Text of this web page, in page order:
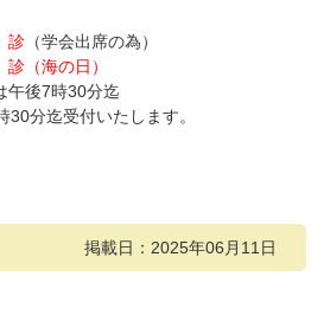
（学会出席の為）
（海の日）
午後7時30分迄
分迄受付いたします。
掲載日：2025年06月11日